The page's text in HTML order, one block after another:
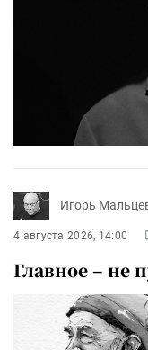
Игорь
4 августа 2026, 14:00
Главное – не